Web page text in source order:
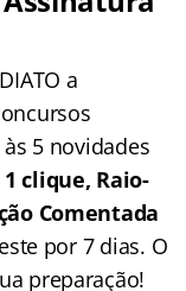
a
5 novidades
clique, Raio-
Comentada
por 7 dias. O
preparação!